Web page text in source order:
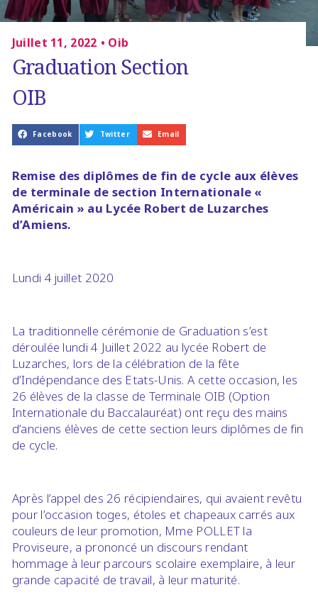
Juillet 11, 2022 • Oib
Graduation Section
OIB
Facebook Twitter Email
Remise des diplômes de fin de cycle aux élèves
de terminale de section Internationale «
Américain » au Lycée Robert de Luzarches
d’Amiens.
Lundi 4 juillet 2020
La traditionnelle cérémonie de Graduation s’est
déroulée lundi 4 Juillet 2022 au lycée Robert de
Luzarches, lors de la célébration de la fête
d’Indépendance des Etats-Unis. A cette occasion, les
26 élèves de la classe de Terminale OIB (Option
Internationale du Baccalauréat) ont reçu des mains
d’anciens élèves de cette section leurs diplômes de fin
de cycle.
Après l’appel des 26 récipiendaires, qui avaient revêtu
pour l’occasion toges, étoles et chapeaux carrés aux
couleurs de leur promotion, Mme POLLET la
Proviseure, a prononcé un discours rendant
hommage à leur parcours scolaire exemplaire, à leur
grande capacité de travail, à leur maturité.